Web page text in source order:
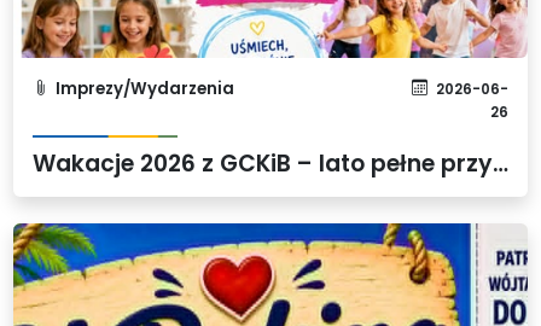
Imprezy/Wydarzenia
2026-06-
26
Wakacje 2026 z GCKiB – lato pełne przygód, kreatywności i dobrej zabawy!